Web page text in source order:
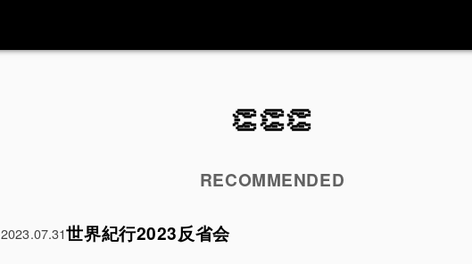
👏👏👏
RECOMMENDED
2023.07.31世界紀行2023反省会